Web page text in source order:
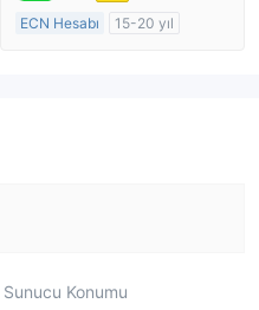
ECN Hesabı
15-20 yıl
Sunucu Konumu